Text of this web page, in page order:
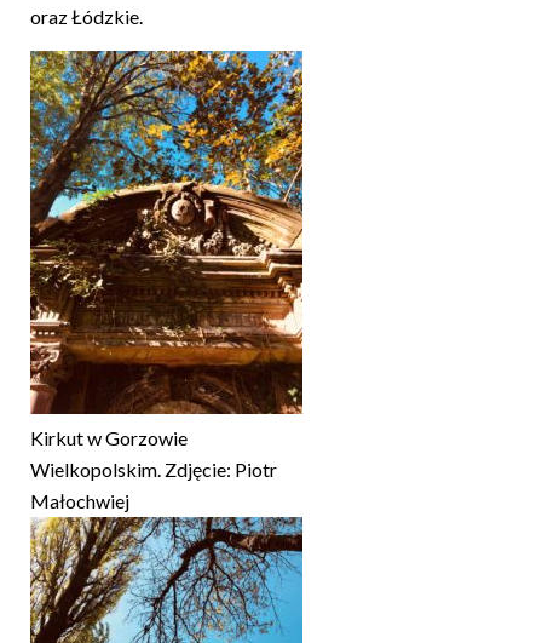
oraz Łódzkie.
Kirkut w Gorzowie
Wielkopolskim. Zdjęcie: Piotr
Małochwiej